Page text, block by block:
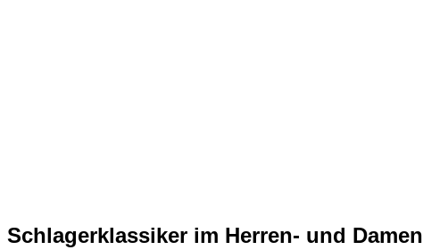
Schlagerklassiker im Herren- und